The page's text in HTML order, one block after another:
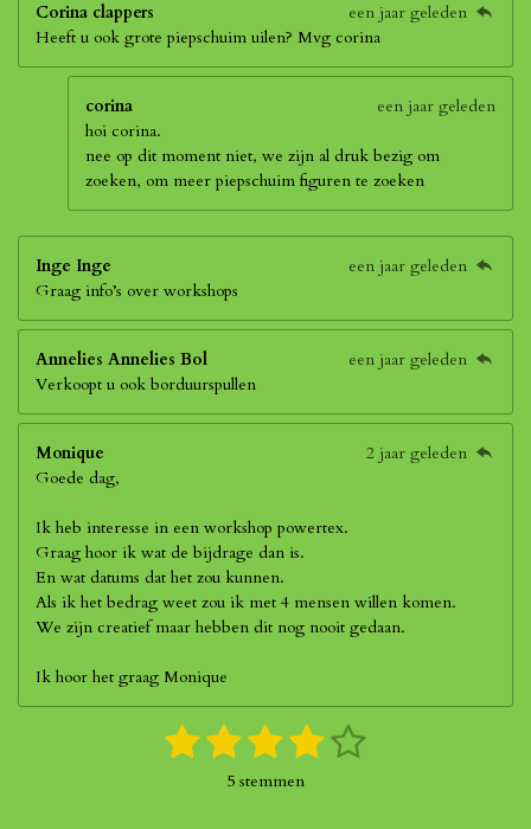
Corina clappers
een jaar geleden
Heeft u ook grote piepschuim uilen? Mvg corina
corina
een jaar geleden
hoi corina.
nee op dit moment niet, we zijn al druk bezig om
zoeken, om meer piepschuim figuren te zoeken
Inge Inge
een jaar geleden
Graag info’s over workshops
Annelies Annelies Bol
een jaar geleden
Verkoopt u ook borduurspullen
Monique
2 jaar geleden
Goede dag,
Ik heb interesse in een workshop powertex.
Graag hoor ik wat de bijdrage dan is.
En wat datums dat het zou kunnen.
Als ik het bedrag weet zou ik met 4 mensen willen komen.
We zijn creatief maar hebben dit nog nooit gedaan.
Ik hoor het graag Monique
1 2 3
s
4
s
5
5 stemmen